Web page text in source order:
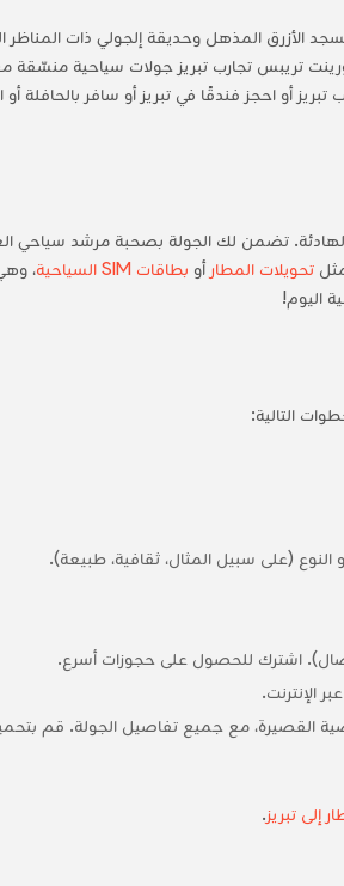
الأزرق المذهل وحديقة إلجولي ذات المناظر
أورينت تريبس تجارب تبريز جولات سياحية
أو احجز فندقًا في تبريز أو سافر بالحافلة أو
الهادئة. تضمن لك الجولة بصحبة مرشد
تحويلات المطار أو بطاقات SIM السياحية
،
اليوم!
التالية:
(على سبيل المثال، ثقافية، طبيعة).
اشترك للحصول على حجوزات أسرع.
الإنترنت.
القصيرة، مع جميع تفاصيل الجولة. قم
إلى تبريز.